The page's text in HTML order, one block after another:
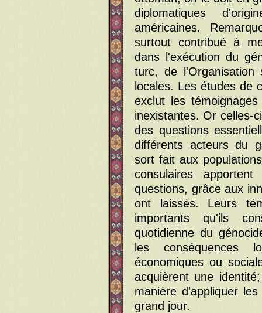
diplomatiques
américaines.
surtout contribué à
dans l'exécution du
turc, de l'Organisation
locales. Les études de
exclut les
inexistantes. Or celles-
des questions
différents acteurs du
sort fait aux
consulaires
questions, grâce aux
ont laissés. Leurs
importants qu'ils
quotidienne du
les conséquences
économiques ou
acquièrent une
manière d'appliquer
grand jour.